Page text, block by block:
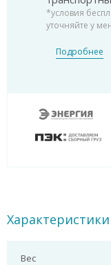
*условия
уточняйте у
Подробнее
Характеристики
Вес